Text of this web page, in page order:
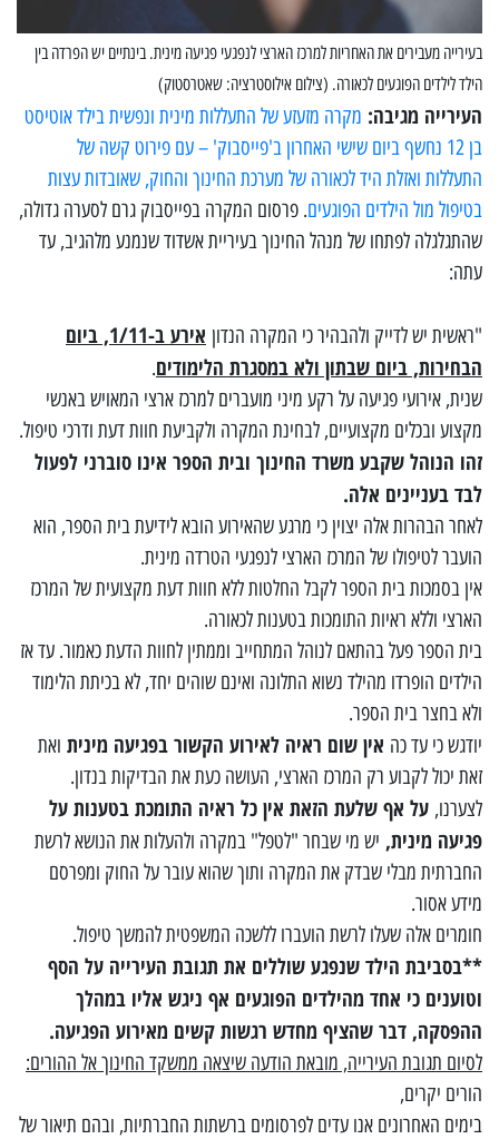
בעירייה מעבירים את האחריות למרכז הארצי לנפגעי פגיעה מינית. בינתיים יש הפרדה בין
הילד לילדים הפוגעים לכאורה. (צילום אילוסטרציה: שאטרסטוק)
העירייה מגיבה: מקרה מזעזע של התעללות מינית ונפשית בילד אוטיסט
בן 12 נחשף ביום שישי האחרון ב'פייסבוק' – עם פירוט קשה של
התעללות ואזלת היד לכאורה של מערכת החינוך והחוק, שאובדות עצות
בטיפול מול הילדים הפוגעים. פרסום המקרה בפייסבוק גרם לסערה גדולה,
שהתגלגלה לפתחו של מנהל החינוך בעיריית אשדוד שנמנע מלהגיב, עד
עתה:
"ראשית יש לדייק ולהבהיר כי המקרה הנדון
אירע ב-1/11, ביום
הבחירות, ביום שבתון ולא במסגרת הלימודים.
שנית, אירועי פגיעה על רקע מיני מועברים למרכז ארצי המאויש באנשי
מקצוע ובכלים מקצועיים, לבחינת המקרה ולקביעת חוות דעת ודרכי טיפול.
זהו הנוהל שקבע משרד החינוך ובית הספר אינו סוברני לפעול
לבד בעניינים אלה.
לאחר הבהרות אלה יצוין כי מרגע שהאירוע הובא לידיעת בית הספר, הוא
הועבר לטיפולו של המרכז הארצי לנפגעי הטרדה מינית.
אין בסמכות בית הספר לקבל החלטות ללא חוות דעת מקצועית של המרכז
הארצי וללא ראיות התומכות בטענות לכאורה.
בית הספר פעל בהתאם לנוהל המתחייב וממתין לחוות הדעת כאמור. עד אז
הילדים הופרדו מהילד נשוא התלונה ואינם שוהים יחד, לא בכיתת הלימוד
ולא בחצר בית הספר.
יודגש כי עד כה אין שום ראיה לאירוע הקשור בפגיעה מינית ואת
זאת יכול לקבוע רק המרכז הארצי, העושה כעת את הבדיקות בנדון.
לצערנו, על אף שלעת הזאת אין כל ראיה התומכת בטענות על
פגיעה מינית, יש מי שבחר "לטפל" במקרה ולהעלות את הנושא לרשת
החברתית מבלי שבדק את המקרה ותוך שהוא עובר על החוק ומפרסם
מידע אסור.
חומרים אלה שעלו לרשת הועברו ללשכה המשפטית להמשך טיפול.
**בסביבת הילד שנפגע שוללים את תגובת העירייה על הסף
וטוענים כי אחד מהילדים הפוגעים אף ניגש אליו במהלך
ההפסקה, דבר שהציף מחדש רגשות קשים מאירוע הפגיעה.
לסיום תגובת העירייה, מובאת הודעה שיצאה ממשקד החינוך אל ההורים:
הורים יקרים,
בימים האחרונים אנו עדים לפרסומים ברשתות החברתיות, ובהם תיאור של